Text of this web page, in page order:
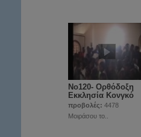
Νο120- Ορθόδοξη
Εκκλησία Κονγκό
προβολές: 4478
Μοιράσου το..